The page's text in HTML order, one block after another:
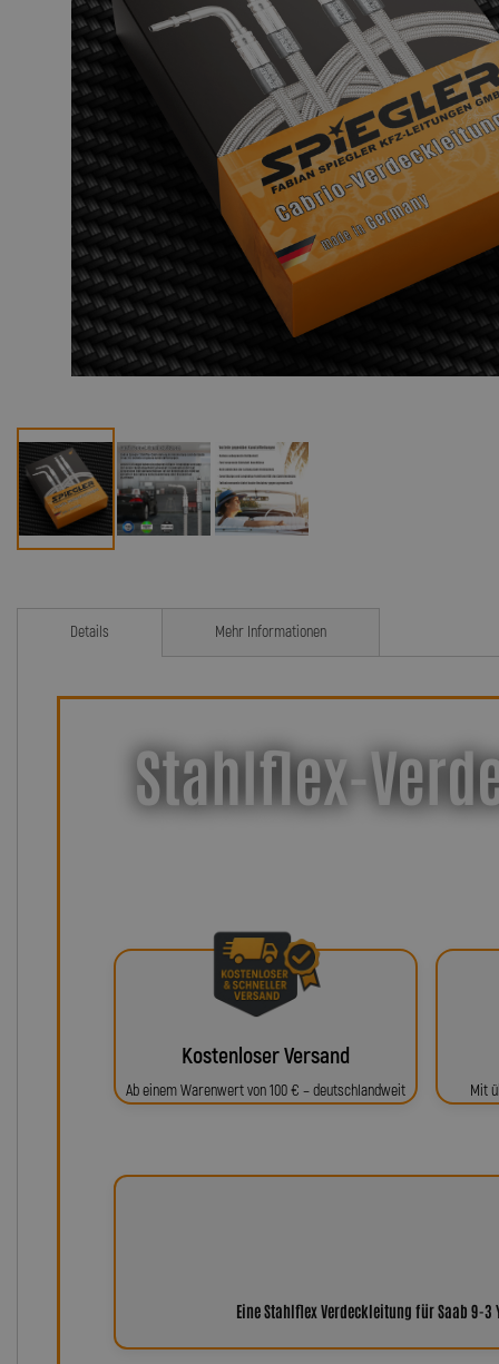
Details
Stahlflex-
Kostenloser Versand
Ab einem Warenwert von 100 € – deutschlandweit Mit
Eine Stahlflex Verdeckleitung für Saab 9-3
Mehr Informationen